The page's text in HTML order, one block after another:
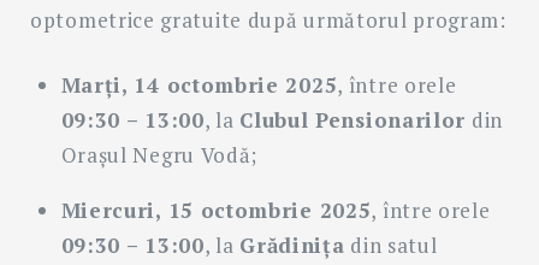
optometrice gratuite după următorul program:
Marți, 14 octombrie 2025, între orele
09:30 – 13:00, la Clubul Pensionarilor din
Orașul Negru Vodă;
Miercuri, 15 octombrie 2025, între orele
09:30 – 13:00, la Grădinița din satul